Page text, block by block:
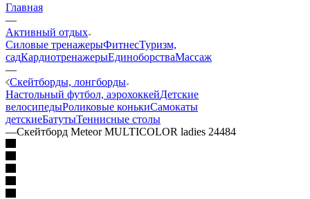
Главная
—
Активный отдых
Силовые тренажерыФитнесТуризм,
садКардиотренажерыЕдиноборстваМассаж
—
Скейтборды, лонгборды
Настольный футбол, аэрохоккейДетские
велосипедыРоликовые конькиСамокаты
детскиеБатутыТеннисные столы
—Скейтборд Meteor MULTICOLOR ladies 24484